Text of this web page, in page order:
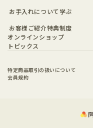
オンラインショップ
トピックス
お手入れについて学ぶ
お客様ご紹介特典制度
特定商品取引の扱いについて
会員規約